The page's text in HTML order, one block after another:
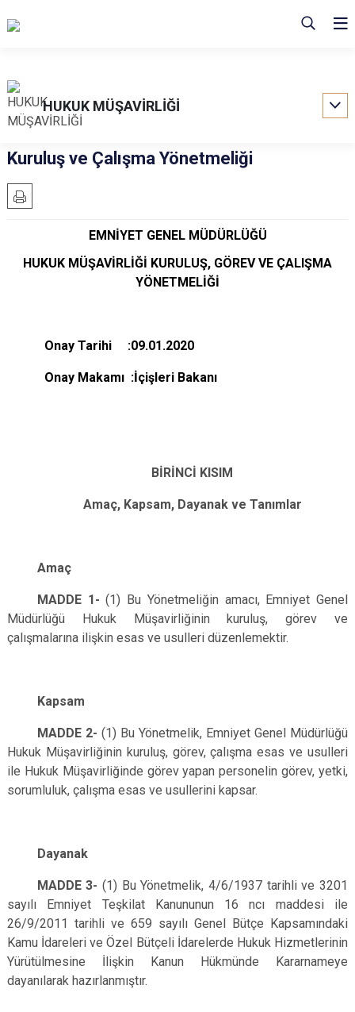
HUKUK MÜŞAVİRLİĞİ
Kuruluş ve Çalışma Yönetmeliği
EMNİYET GENEL MÜDÜRLÜĞÜ
HUKUK MÜŞAVİRLİĞİ KURULUŞ, G​ÖREV VE ÇALIŞMA
YÖNETMELİĞİ
Onay Tarihi :09.01.2020
Onay Makamı :İçişleri Bakanı
BİRİNCİ KISIM
Amaç, Kapsam, Dayanak ve Tanımlar
Amaç
MADDE 1- (1) Bu Yönetmeliğin amacı, Emniyet Genel
Müdürlüğü Hukuk Müşavirliğinin kuruluş, görev ve
çalışmalarına ilişkin esas ve usulleri düzenlemektir.
Kapsam
MADDE 2- (1) Bu Yönetmelik, Emniyet Genel Müdürlüğü
Hukuk Müşavirliğinin kuruluş, görev, çalışma esas ve usulleri
ile Hukuk Müşavirliğinde görev yapan personelin görev, yetki,
sorumluluk, çalışma esas ve usullerini kapsar.
Dayanak
MADDE 3- (1) Bu Yönetmelik, 4/6/1937 tarihli ve 3201
sayılı Emniyet Teşkilat Kanununun 16 ncı maddesi ile
26/9/2011 tarihli ve 659 sayılı Genel Bütçe Kapsamındaki
Kamu İdareleri ve Özel Bütçeli İdarelerde Hukuk Hizmetlerinin
Yürütülmesine İlişkin Kanun Hükmünde Kararnameye
dayanılarak hazırlanmıştır.